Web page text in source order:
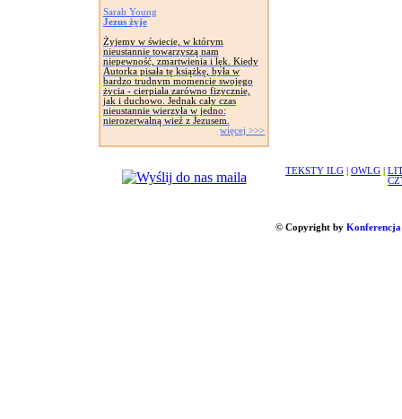
Sarah Young
Jezus żyje
Żyjemy w świecie, w którym
nieustannie towarzyszą nam
niepewność, zmartwienia i lęk. Kiedy
Autorka pisała tę książkę, była w
bardzo trudnym momencie swojego
życia - cierpiała zarówno fizycznie,
jak i duchowo. Jednak cały czas
nieustannie wierzyła w jedno:
nierozerwalną wieź z Jezusem.
więcej >>>
TEKSTY ILG OWLG
© Copyright by Konferencja